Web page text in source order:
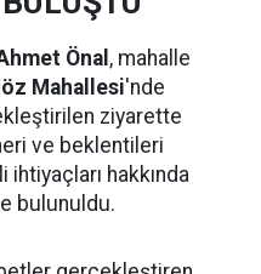
Önal , mahalle
Mahallesi'nde
ziyarette
ve beklentileri
hakkında
bulunuldu.